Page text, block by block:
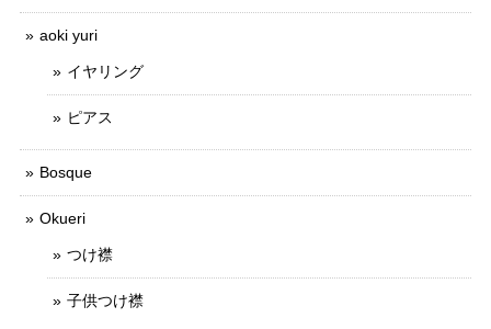
aoki yuri
イヤリング
ピアス
Bosque
Okueri
つけ襟
子供つけ襟